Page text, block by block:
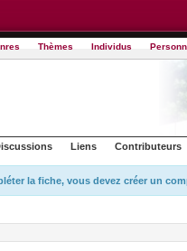
Thèmes Individus
Liens Contributeurs
la fiche, vous devez créer un